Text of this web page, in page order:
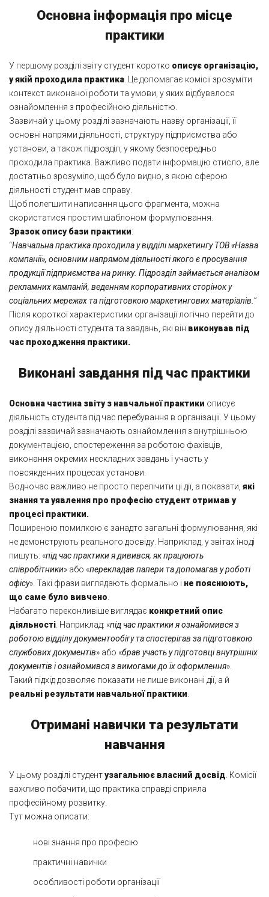
Основна інформація про місце
практики
У першому розділі звіту студент коротко описує організацію,
у якій проходила практика . Це допомагає комісії зрозуміти
контекст виконаної роботи та умови, у яких відбувалося
ознайомлення з професійною діяльністю.
Зазвичай у цьому розділі зазначають назву організації, її
основні напрями діяльності, структуру підприємства або
установи, а також підрозділ, у якому безпосередньо
проходила практика. Важливо подати інформацію стисло, але
достатньо зрозуміло, щоб було видно, з якою сферою
діяльності студент мав справу.
Щоб полегшити написання цього фрагмента, можна
скористатися простим шаблоном формулювання.
Зразок опису бази практики:
“Навчальна практика проходила у відділі маркетингу ТОВ «Назва
компанії», основним напрямом діяльності якого є просування
продукції підприємства на ринку. Підрозділ займається аналізом
рекламних кампаній, веденням корпоративних сторінок у
соціальних мережах та підготовкою маркетингових матеріалів. ”
Після короткої характеристики організації логічно перейти до
опису діяльності студента та завдань, які він виконував під
час проходження практики.
Виконані завдання під час практики
Основна частина звіту з навчальної практики описує
діяльність студента під час перебування в організації. У цьому
розділі зазвичай зазначають ознайомлення з внутрішньою
документацією, спостереження за роботою фахівців,
виконання окремих нескладних завдань і участь у
повсякденних процесах установи.
Водночас важливо не просто перелічити ці дії, а показати, які
знання та уявлення про професію студент отримав у
процесі практики.
Поширеною помилкою є занадто загальні формулювання, які
не демонструють реального досвіду. Наприклад, у звітах іноді
пишуть: «під час практики я дивився, як працюють
співробітники» або «перекладав папери та допомагав у роботі
офісу». Такі фрази виглядають формально і не пояснюють,
що саме було вивчено
Набагато переконливіше виглядає конкретний опис
діяльності . Наприклад: «під час практики я ознайомився з
роботою відділу документообігу та спостерігав за підготовкою
службових документів» або «брав участь у підготовці внутрішніх
документів і ознайомився з вимогами до їх оформлення».
Такий підхід дозволяє показати не лише виконані дії, а й
реальні результати навчальної практики
Отримані навички та результати
навчання
У цьому розділі студентузагальнює власний досвід . Комісії
важливо побачити, що практика справді сприяла
професійному розвитку.
Тут можна описати:
нові знання про професію
практичні навички
особливості роботи організації